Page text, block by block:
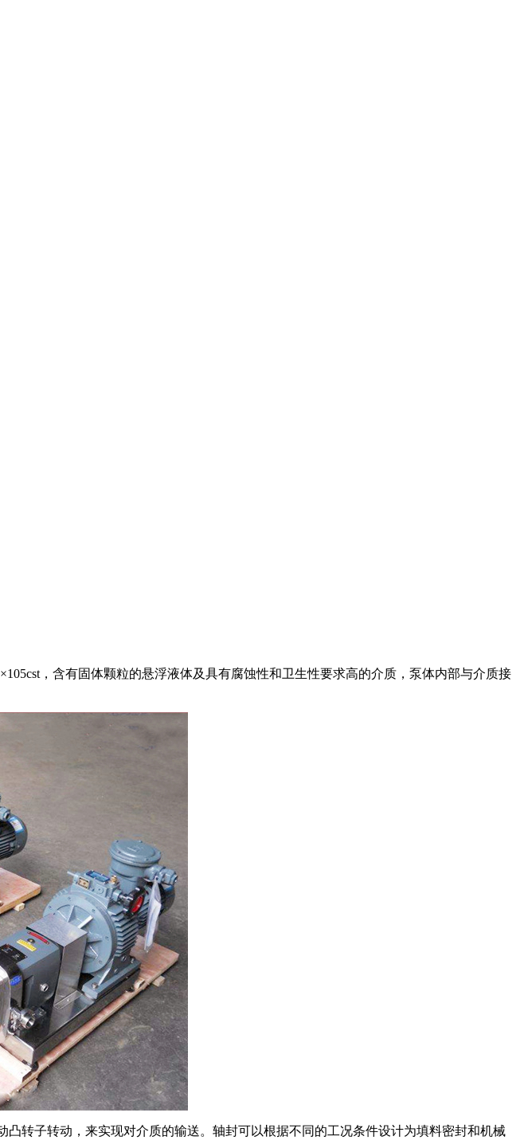
，含有固体颗粒的悬浮液体及具有腐蚀性和卫生性要求高的介质，泵体内部与介质接
转子转动，来实现对介质的输送。轴封可以根据不同的工况条件设计为填料密封和机械